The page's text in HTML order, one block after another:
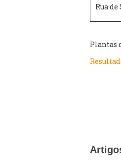
Rua
Plantas